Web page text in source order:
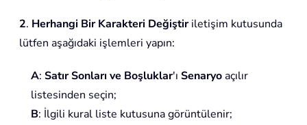
2. Herhangi Bir Karakteri Değiştiriletişim kutusunda
lütfen aşağıdaki işlemleri yapın:
A: Satır Sonları ve Boşluklar'ı Senaryoaçılır
listesinden seçin;
B: İlgili kural liste kutusuna görüntülenir;